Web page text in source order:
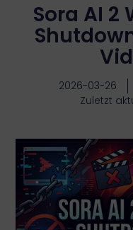
Sora AI 2
2026-03-26
Zuletzt